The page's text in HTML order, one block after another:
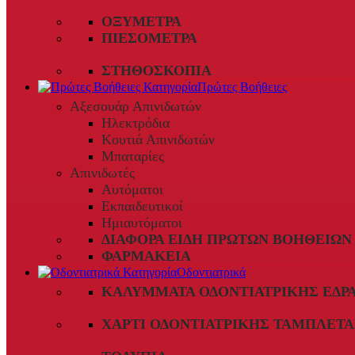
ΟΞΎΜΕΤΡΑ
ΠΙΕΣΌΜΕΤΡΑ
ΣΤΗΘΟΣΚΌΠΙΑ
Πρώτες Βοήθειες
Αξεσουάρ Απινιδωτών
Ηλεκτρόδια
Κουτιά Απινιδωτών
Μπαταρίες
Απινιδωτές
Αυτόματοι
Εκπαιδευτικοί
Ημιαυτόματοι
ΔΙΆΦΟΡΑ ΕΊΔΗ ΠΡΏΤΩΝ ΒΟΗΘΕΙΏΝ
ΦΑΡΜΑΚΕΊΑ
Οδοντιατρικά
ΚΑΛΎΜΜΑΤΑ ΟΔΟΝΤΙΑΤΡΙΚΉΣ
ΧΑΡΤΊ ΟΔΟΝΤΙΑΤΡΙΚΉΣ